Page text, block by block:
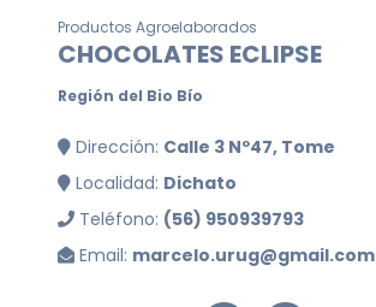
Productos Agroelaborados
CHOCOLATES ECLIPSE
Región del Bio Bío
Dirección: Calle 3 Nº47, Tome
Localidad: Dichato
Teléfono: (56) 950939793
Email: marcelo.urug@gmail.com